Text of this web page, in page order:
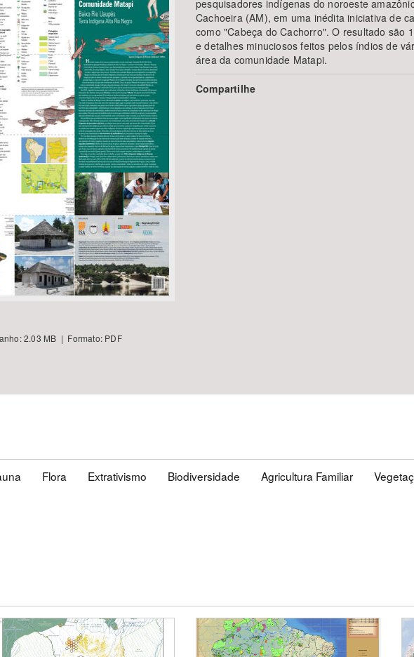
Área Protegida
2.03 MB | Formato: PDF
pesquisadores indígenas do noroeste
Cachoeira (AM), em uma inédita iniciativa de
como "Cabeça do Cachorro". O resultado são
e detalhes minuciosos feitos pelos índios de
área da comunidade Matapi.
Compartilhe
Flora Extrativismo Biodiversidade Agricultura Familiar